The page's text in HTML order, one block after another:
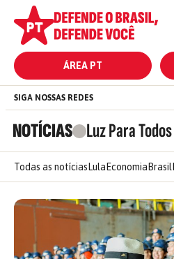
ÁREA PT
NOTÍCIAS Luz Para Todos
SIGA NOSSAS REDES
Todas as notícias Lula Economia Brasil